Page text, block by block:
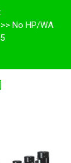
No HP/WA